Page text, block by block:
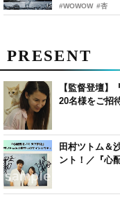
#WOWOW #杏
PRESENT
【監督登壇】
20名様をご招
田村ツトム＆
ント！／『心